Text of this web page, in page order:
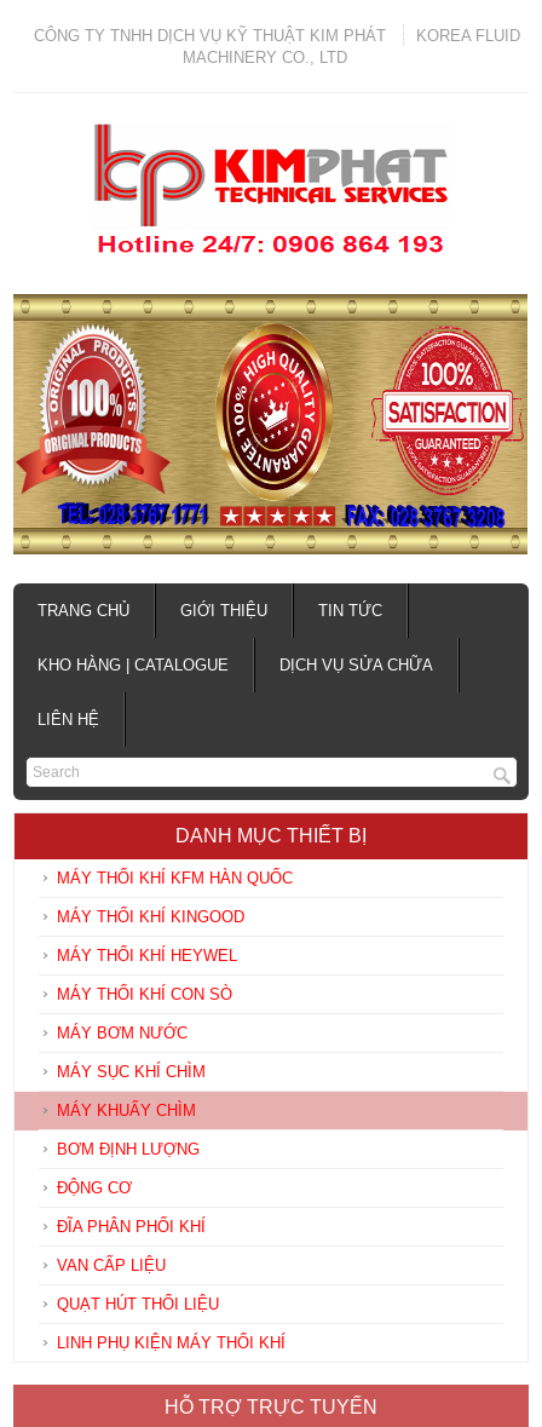
CÔNG TY TNHH DỊCH VỤ KỸ THUẬT KIM PHÁT
KOREA FLUID
MACHINERY CO., LTD
TRANG CHỦ GIỚI THIỆU TIN TỨC
KHO HÀNG | CATALOGUE DỊCH VỤ SỬA CHỮA
LIÊN HỆ
DANH MỤC THIẾT BỊ
MÁY THỔI KHÍ KFM HÀN QUỐC
MÁY THỔI KHÍ KINGOOD
MÁY THỔI KHÍ HEYWEL
MÁY THỔI KHÍ CON SÒ
MÁY BƠM NƯỚC
MÁY SỤC KHÍ CHÌM
MÁY KHUẤY CHÌM
BƠM ĐỊNH LƯỢNG
ĐỘNG CƠ
ĐĨA PHÂN PHỐI KHÍ
VAN CẤP LIỆU
QUẠT HÚT THỔI LIỆU
LINH PHỤ KIỆN MÁY THỔI KHÍ
HỖ TRỢ TRỰC TUYẾN